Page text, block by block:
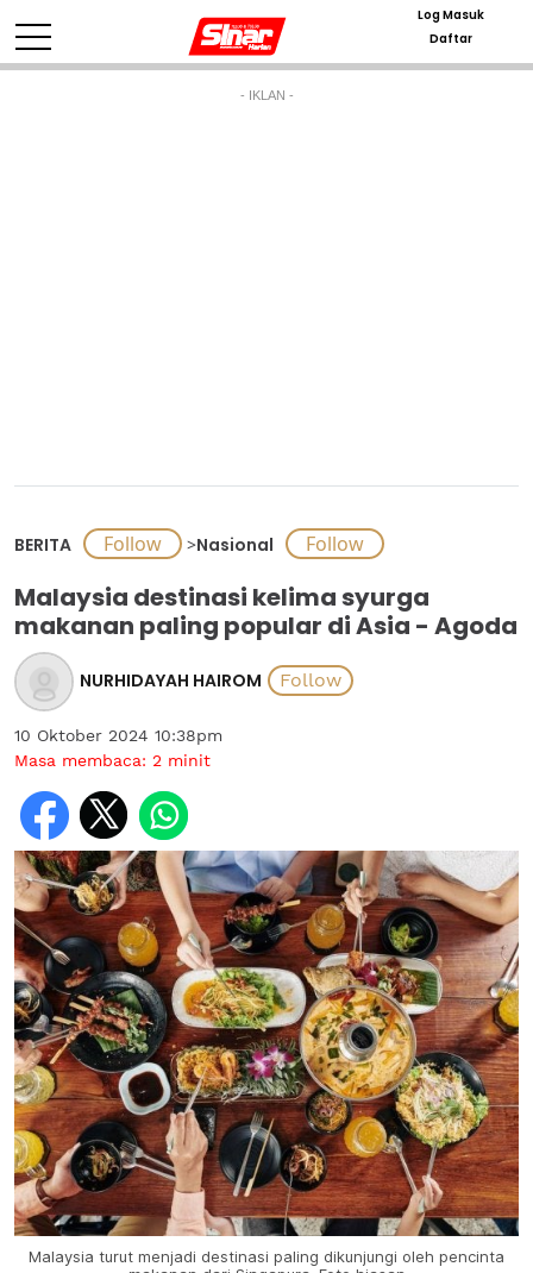
Log Masuk
Daftar
- IKLAN -
BERITA >Nasional
Malaysia destinasi kelima syurga
makanan paling popular di Asia - Agoda
NURHIDAYAH HAIROM
10 Oktober 2024 10:38pm
Masa membaca: 2 minit
Malaysia turut menjadi destinasi paling dikunjungi oleh pencinta